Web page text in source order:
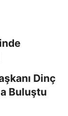
Dinç
Buluştu